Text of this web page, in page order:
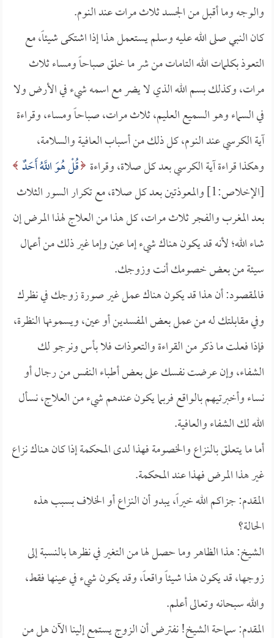
والوجه وما أقبل من الجسد ثلاث مرات عند النوم.
كان النبي صلى الله عليه وسلم يستعمل هذا إذا اشتكى شيئاً، مع
التعوذ بكلمات الله التامات من شر ما خلق صباحاً ومساء ثلاث
مرات، وكذلك بسم الله الذي لا يضر مع اسمه شيء في الأرض ولا
في السماء وهو السميع العليم، ثلاث مرات، صباحاً ومساء، وقراءة
آية الكرسي عند النوم، كل ذلك من أسباب العافية والسلامة،
وهكذا قراءة آية الكرسي بعد كل صلاة، وقراءة قُلْ هُوَ اللَّهُ أَحَدٌ
[الإخلاص:1] والمعوذتين بعد كل صلاة، مع تكرار السور الثلاث
بعد المغرب والفجر ثلاث مرات، كل هذا من العلاج لهذا المرض إن
شاء الله؛ لأنه قد يكون هناك شيء إما عين وإما غير ذلك من أعمال
سيئة من بعض خصومك أنت وزوجك.
فالمقصود: أن هذا قد يكون هناك عمل غير صورة زوجك في نظرك
وفي مقابلتك له من عمل بعض المفسدين أو عين، ويسمونها النظرة،
فإذا فعلت ما ذكر من القراءة والتعوذات فلا بأس ونرجو لك
الشفاء، وإن عرضت نفسك على بعض أطباء النفس من رجال أو
نساء وأخبرتيهم بالواقع فربما يكون عندهم شيء من العلاج، نسأل
الله لك الشفاء والعافية.
أما ما يتعلق بالنزاع والخصومة فهذا لدى المحكمة إذا كان هناك نزاع
غير هذا المرض فهذا عند المحكمة.
المقدم: جزاكم الله خيراً، يبدو أن النزاع أو الخلاف بسبب هذه
الحالة؟
الشيخ: هذا الظاهر وما حصل لها من التغير في نظرها بالنسبة إلى
زوجها، قد يكون هذا شيئاً واقعاً، وقد يكون شيء في عينها فقط،
والله سبحانه وتعالى أعلم.
المقدم: سماحة الشيخ! نفترض أن الزوج يستمع إلينا الآن هل من